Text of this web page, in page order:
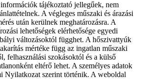
tájékoztató jellegűek, nem
A végleges műszaki és árazási
után kerülnek meghatározásra. A
lehetőségek elérhetősége egyedi
változásoktól függhet. A hőszivattyúk
mértéke függ az ingatlan műszaki
felhasználási szokásoktól és a külső
eltérő lehet. A személyes adatok
Nyilatkozat szerint történik. A weboldal